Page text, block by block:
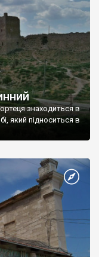
знаходиться в
який підноситься в